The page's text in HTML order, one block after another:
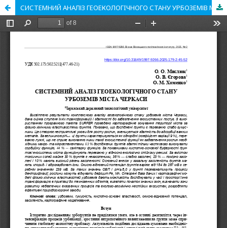
СИСТЕМНИЙ АНАЛІЗ ГЕОEКОЛОГIЧНОГО СТАНУ УРБОЗЕМІВ МІСТА ЧЕРКАСИ